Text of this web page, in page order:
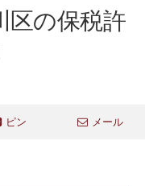
区の保税許
ピン メール